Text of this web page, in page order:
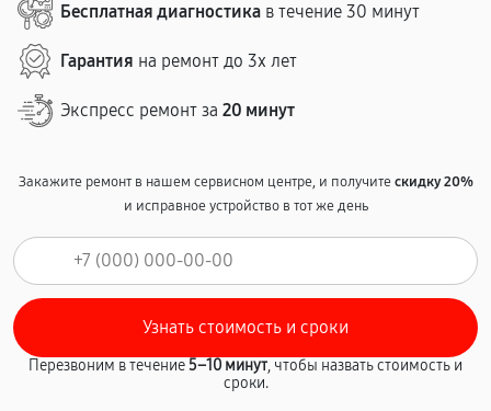
Бесплатная диагностика в течение 30 минут
Гарантия на ремонт до 3х лет
Экспресс ремонт за 20 минут
Закажите ремонт в нашем сервисном центре, и получитескидку 20%
и исправное устройство в тот же день
Перезвоним в течение5–10 минут, чтобы назвать стоимость и
сроки.